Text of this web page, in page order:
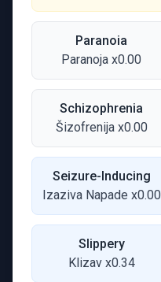
Paranoia
Paranoja x0.00
Schizophrenia
Šizofrenija x0.00
Seizure-Inducing
Izaziva Napade x0.00
Slippery
Klizav x0.34